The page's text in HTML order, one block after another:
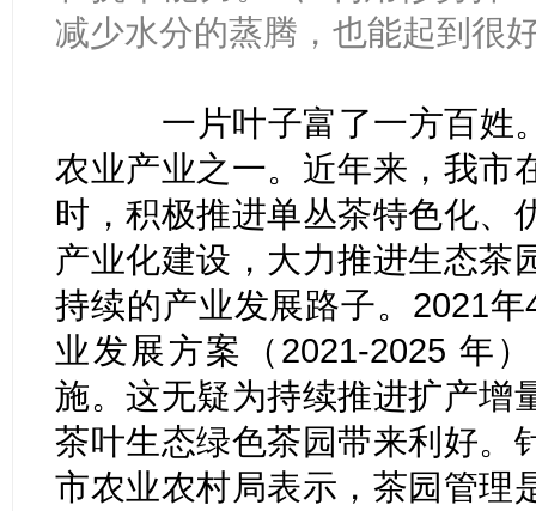
减少水分的蒸腾，也能起到很
一片叶子富了一方百姓
农业产业之一。近年来，我市
时，积极推进单丛茶特色化、
产业化建设，大力推进生态茶
持续的产业发展路子。2021
业发展方案（2021-2025 年
施。这无疑为持续推进扩产增
茶叶生态绿色茶园带来利好。
市农业农村局表示，茶园管理